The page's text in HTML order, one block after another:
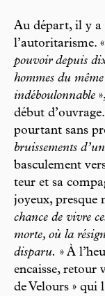
Au départ, il y a
l’autoritarisme.
pouvoir depuis
hommes du
indéboulonnable
début
pourtant sans
bruissements
basculement
teur et sa
joyeux, presque
chance de vivre
morte, où la
disparu. » À
encaisse, retour
de Velours » qui